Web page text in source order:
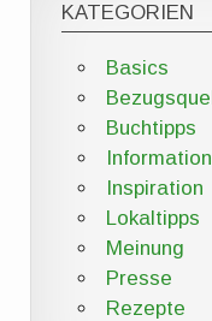
KATEGORIEN
Basics
Buchtipps
Information
Inspiration
Lokaltipps
Meinung
Presse
Rezepte